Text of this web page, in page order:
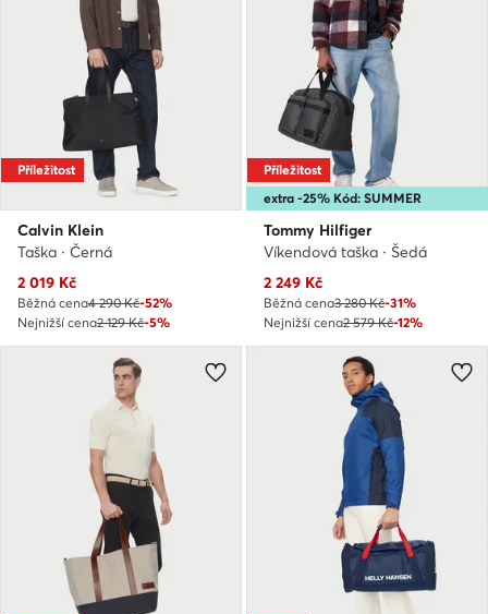
Příležitost
Calvin Klein
Taška · Černá
Aktuální cena
2 019 Kč
Běžná cena4 290 Kč-52%
Nejnižší cena2 129 Kč-5%
extra -25% Kód: SUMMER
Příležitost
Tommy Hilfiger
Víkendová taška · Šedá
Aktuální cena
2 249 Kč
Běžná cena3 280 Kč-31%
Nejnižší cena2 579 Kč-12%